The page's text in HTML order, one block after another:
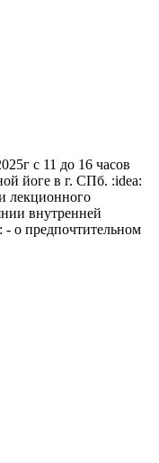
с 11 до 16 часов
йоге в г. СПб. :idea:
лекционного
внутренней
о предпочтительном